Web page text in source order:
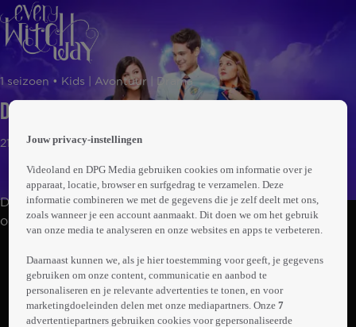
page
1 seizoen • Kids | Avontuur | Drama
Discovery
21min
De 14-jarige Emma verhuist naar een nieuwe stad en
ontdekt dat ze magische krachten heeft, net als haar
populaire klasgenoot Maddie. Beide meisjes strijden om
dezelfde jongen, terwijl hun krachten steeds sterker
worden. Ondertussen wil de schooldirecteur hun magie
afpakken, waardoor ze moeten beslissen of ze
samenwerken.
Meer
info
Jouw privacy-instellingen
Videoland en DPG Media gebruiken cookies om informatie over je
apparaat, locatie, browser en surfgedrag te verzamelen. Deze
informatie combineren we met de gegevens die je zelf deelt met ons,
zoals wanneer je een account aanmaakt. Dit doen we om het gebruik
van onze media te analyseren en onze websites en apps te verbeteren.
Daarnaast kunnen we, als je hier toestemming voor geeft, je gegevens
gebruiken om onze content, communicatie en aanbod te
personaliseren en je relevante advertenties te tonen, en voor
marketingdoeleinden delen met onze mediapartners. Onze7
advertentiepartners gebruiken cookies voor gepersonaliseerde